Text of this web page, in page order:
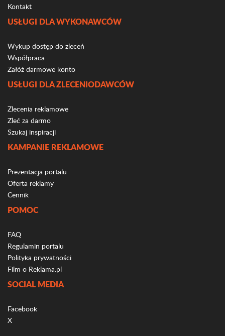
Kontakt
USŁUGI DLA WYKONAWCÓW
Wykup dostęp do zleceń
Współpraca
Załóż darmowe konto
USŁUGI DLA ZLECENIODAWCÓW
Zlecenia reklamowe
Zleć za darmo
Szukaj inspiracji
KAMPANIE REKLAMOWE
Prezentacja portalu
Oferta reklamy
Cennik
POMOC
FAQ
Regulamin portalu
Polityka prywatności
Film o Reklama.pl
SOCIAL MEDIA
Facebook
X